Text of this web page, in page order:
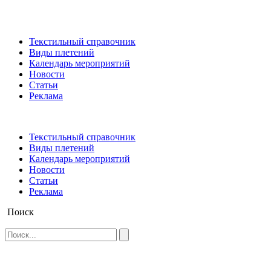
Текстильный справочник
Виды плетений
Календарь мероприятий
Новости
Статьи
Реклама
Текстильный справочник
Виды плетений
Календарь мероприятий
Новости
Статьи
Реклама
Поиск